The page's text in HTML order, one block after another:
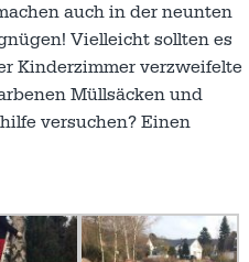
auch in der neunten
Vielleicht sollten es
Kinderzimmer verzweifelte
Müllsäcken und
versuchen? Einen